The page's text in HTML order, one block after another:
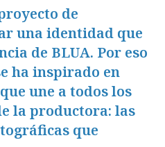
de
una identidad que
de BLUA. Por eso
ha inspirado en
une a todos los
la productora: las
que